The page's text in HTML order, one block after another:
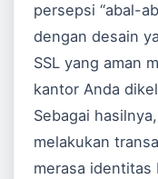
persepsi “abal-
dengan desain
SSL yang aman
kantor Anda
Sebagai
melakukan
merasa identitas